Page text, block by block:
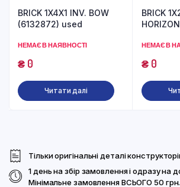
BRICK 1X4X1 INV. BOW
(6132872) used
НЕМАЄ В НАЯВНОСТІ
₴0
Читати далі
BRICK
НЕМАЄ В
₴0
Тільки оригінальні деталі
1 день на збір замовлення і одразу на
Мінімальне замовлення ВСЬОГО 50